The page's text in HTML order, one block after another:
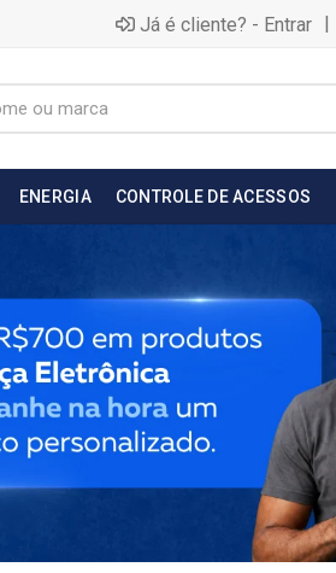
Já é cliente? - Entrar |
ENERGIA CONTROLE DE ACESSOS